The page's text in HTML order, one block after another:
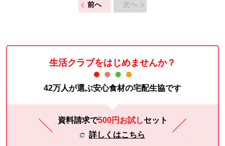
前へ 次へ
生活クラブをはじめませんか？
42万人が選ぶ安心食材の宅配生協です
資料請求で500円お試しセット
詳しくはこちら